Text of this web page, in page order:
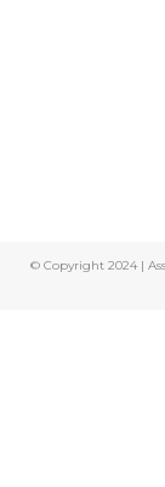
© Copyright 2024 |